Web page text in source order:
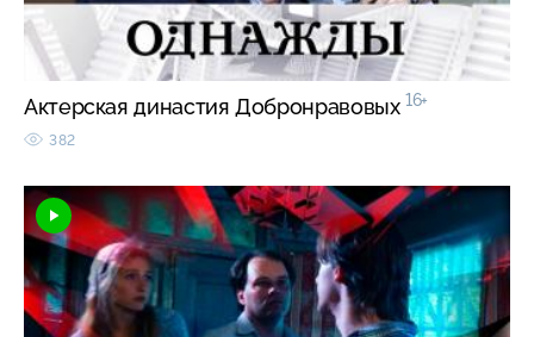
Актерская династия Добронравовых 16+
382